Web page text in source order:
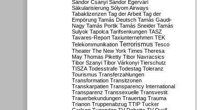
Sándor Csányi Sándor Egervári
Säkularisierung Sólyom Airways
Tabaklizenzen Tag der Arbeit Tag der
Empörung Tamás Deutsch Tamás Gaudi-
Nagy Tamás Portik Tamás Sneider Tamás
Sulyok Tapolca Tarifsenkungen TASZ
Tavares-Report Taxiunternehmen TEK
Telekommunikation Terrorismus Tesco
Theater The New York Times Theresa
May Thomas Piketty Tibor Navracsics
Tibor Szanyi Tibor Várkonyi Tierschutz
TISZA Todesstrafe Todestag Toleranz
Tourismus Transferzahlungen
Transformation Transitzonen
Transkarpatien Transparency International
Transparenz Transsexuelle Transvestit
Trauerbekundungen Trauertag Trauma
Trianon Truppenabzug TTIP Tucker